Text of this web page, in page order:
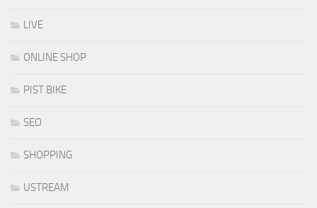
LIVE
ONLINE SHOP
PIST BIKE
SEO
SHOPPING
USTREAM